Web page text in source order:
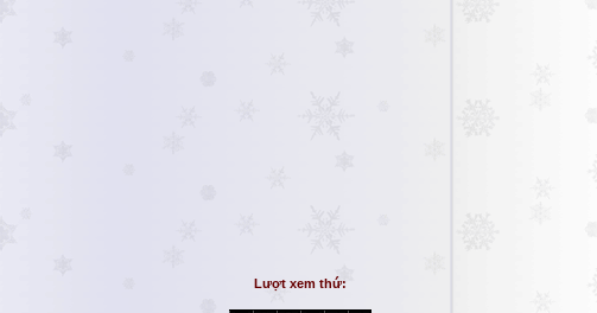
Lượt xem thứ: